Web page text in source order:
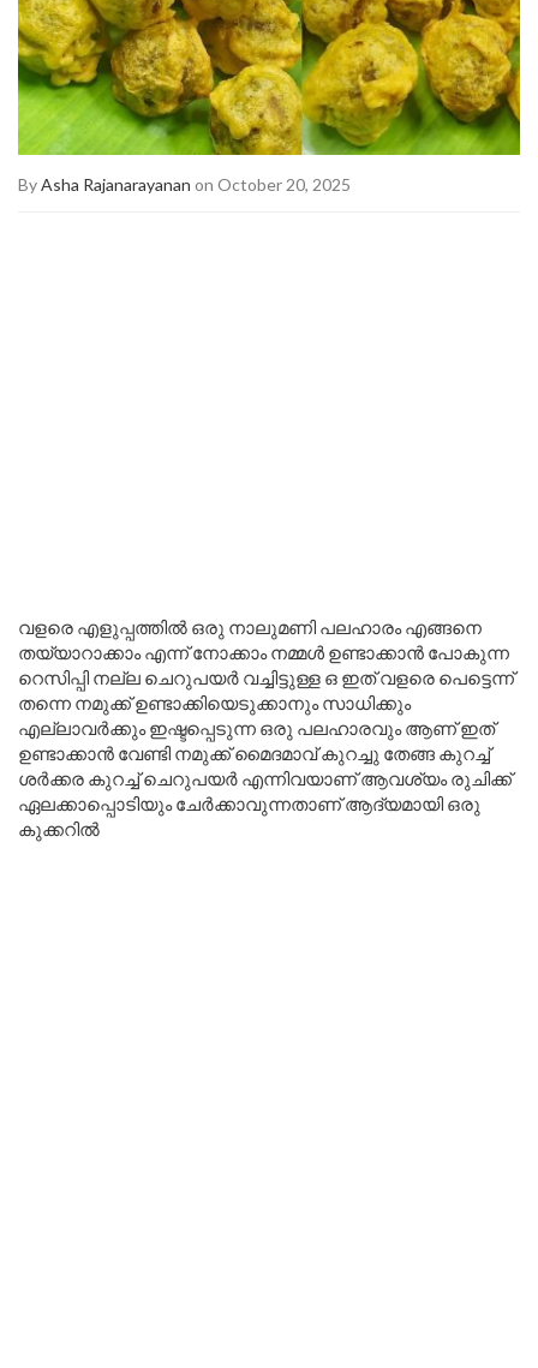
ByAsha Rajanarayanan on October 20, 2025
വളരെ എളുപ്പത്തിൽ ഒരു നാലുമണി പലഹാരം എങ്ങനെ
തയ്യാറാക്കാം എന്ന് നോക്കാം നമ്മൾ ഉണ്ടാക്കാൻ പോകുന്ന
റെസിപ്പി നല്ല ചെറുപയർ വച്ചിട്ടുള്ള ഒ ഇത് വളരെ പെട്ടെന്ന്
തന്നെ നമുക്ക് ഉണ്ടാക്കിയെടുക്കാനും സാധിക്കും
എല്ലാവർക്കും ഇഷ്ടപ്പെടുന്ന ഒരു പലഹാരവും ആണ് ഇത്
ഉണ്ടാക്കാൻ വേണ്ടി നമുക്ക് മൈദമാവ് കുറച്ചു തേങ്ങ കുറച്ച്
ശർക്കര കുറച്ച് ചെറുപയർ എന്നിവയാണ് ആവശ്യം രുചിക്ക്
ഏലക്കാപ്പൊടിയും ചേർക്കാവുന്നതാണ് ആദ്യമായി ഒരു
കുക്കറിൽ